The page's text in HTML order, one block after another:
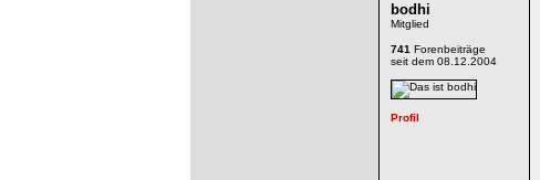
bodhi
Mitglied
741 Forenbeiträge
seit dem 08.12.2004